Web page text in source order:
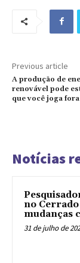
Previous article
A produção de
renovável pode
que você joga fora
Notícias
no
mudanças
31 de julho de